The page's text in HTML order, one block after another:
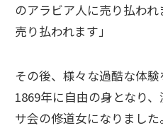
のアラビア人に売り払わ
売り払われます」
その後、様々な過酷な体
1869年に自由の身となり
サ会の修道女になりまし